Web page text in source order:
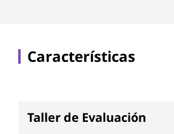
Características
Taller de Evaluación